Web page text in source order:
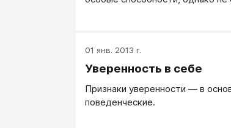
01 янв. 2013 г.
Уверенность в себе
Признаки уверенности — в
поведенческие.